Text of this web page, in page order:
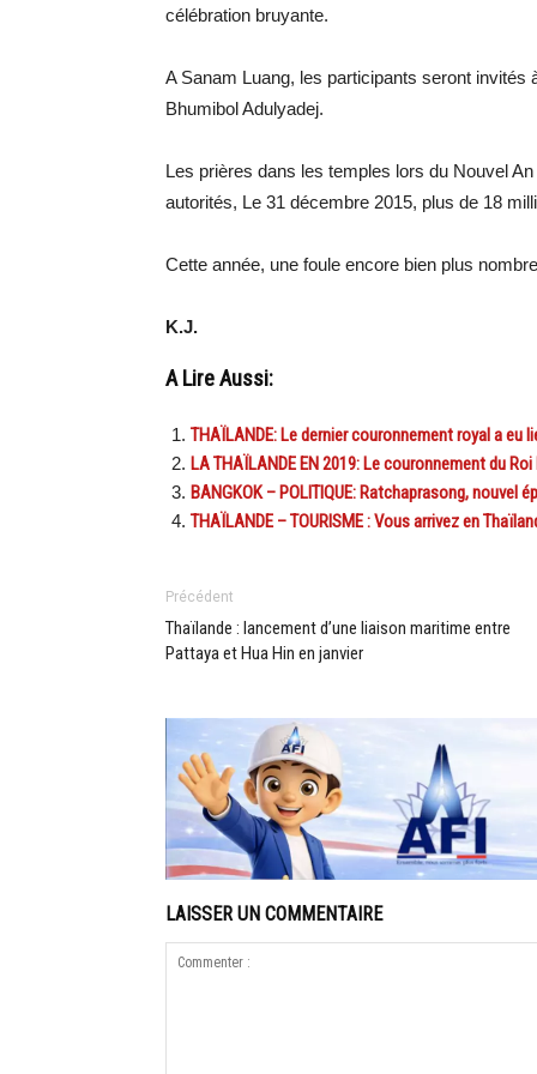
célébration bruyante.
A Sanam Luang, les participants seront invités
Bhumibol Adulyadej.
Les prières dans les temples lors du Nouvel
autorités, Le 31 décembre 2015, plus de 18
Cette année, une foule encore bien plus
K.J.
A Lire Aussi:
THAÏLANDE: Le dernier couronnement royal a eu
LA THAÏLANDE EN 2019: Le couronnement du
BANGKOK – POLITIQUE: Ratchaprasong, nouvel
THAÏLANDE – TOURISME : Vous arrivez en
Précédent
Thaïlande : lancement d’une liaison maritime entre
Pattaya et Hua Hin en janvier
LAISSER UN COMMENTAIRE